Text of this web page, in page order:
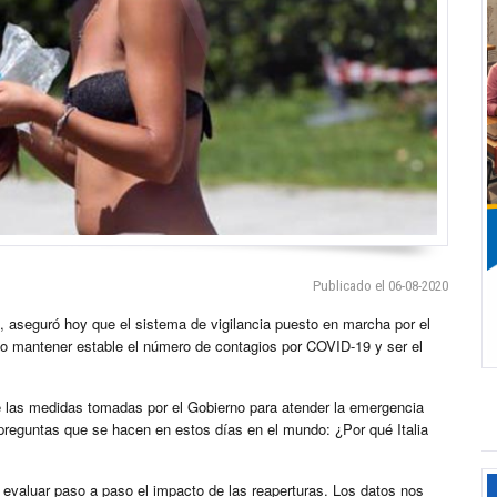
Publicado el 06-08-2020
, aseguró hoy que el sistema de vigilancia puesto en marcha por el
estable el número de contagios por COVID-19 y ser el
medidas tomadas por el Gobierno para atender la emergencia
que se hacen en estos días en el mundo: ¿Por qué Italia
paso a paso el impacto de las reaperturas. Los datos nos